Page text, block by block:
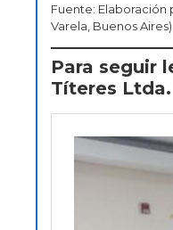
Fuente: Elaboración
Varela, Buenos Aires).
Para seguir
Títeres Ltda.